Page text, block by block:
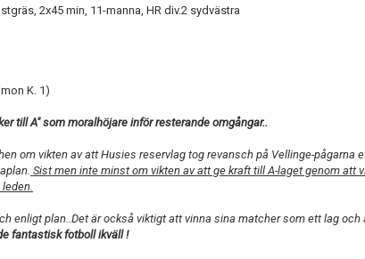
2x45 min, 11-manna, HR div.2 sydvästra
K. 1)
till A" som moralhöjare inför resterande omgångar..
om vikten av att Husies reservlag tog revansch på Vellinge-pågarna
Sist men inte minst om vikten av att ge kraft till A-laget genom att
enligt plan..Det är också viktigt att vinna sina matcher som ett lag och
fantastisk fotboll ikväll !